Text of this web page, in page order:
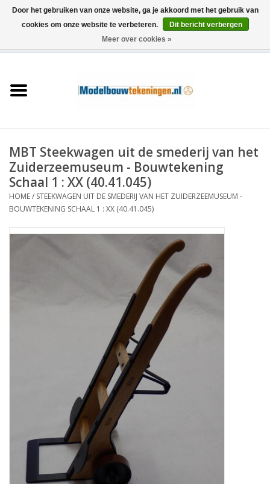
Schepen
Houtbouw
Scenery
NIEUWE TIJDSCHRIFTEN
ABONNEMENT DE
MODELBOUWER
Bouwbeschrijvingen
MBT Steekwagen uit de smederij van het
Zuiderzeemuseum - Bouwtekening
Schaal 1 : XX (40.41.045)
HOME/ STEEKWAGEN UIT DE SMEDERIJ VAN HET ZUIDERZEEMUSEUM -
BOUWTEKENING SCHAAL 1 : XX (40.41.045)
Door het gebruiken van onze website, ga je akkoord met het gebruik van
cookies om onze website te verbeteren.
Dit bericht verbergen
Meer over cookies »